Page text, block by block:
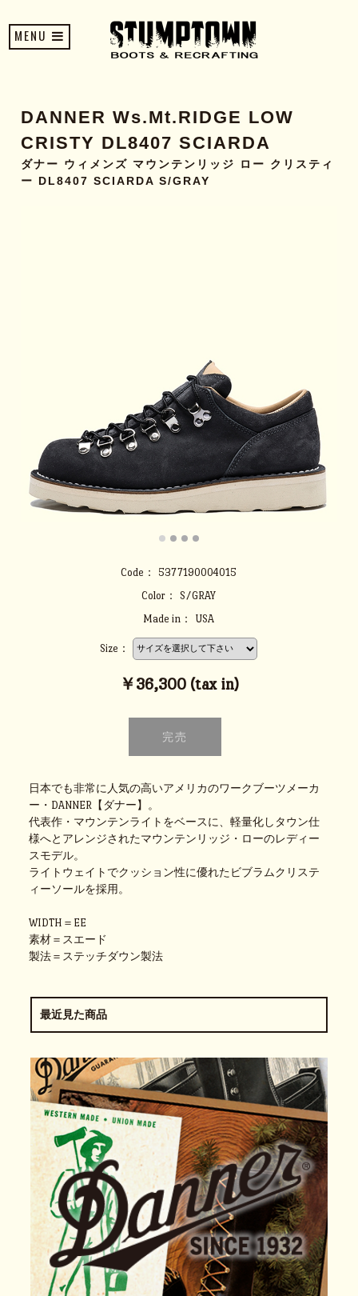
MENU
DANNER Ws.Mt.RIDGE LOW
CRISTY DL8407 SCIARDA
ダナー ウィメンズ マウンテンリッジ ロー クリスティ
ー DL8407 SCIARDA S/GRAY
Code：
5377190004015
Color：
S/GRAY
Made in：
USA
Size：
￥36,300 (tax in)
日本でも非常に人気の高いアメリカのワークブーツメーカ
ー・DANNER【ダナー】。
代表作・マウンテンライトをベースに、軽量化しタウン仕
様へとアレンジされたマウンテンリッジ・ローのレディー
スモデル。
ライトウェイトでクッション性に優れたビブラムクリステ
ィーソールを採用。
WIDTH＝EE
素材＝スエード
製法＝ステッチダウン製法
最近見た商品